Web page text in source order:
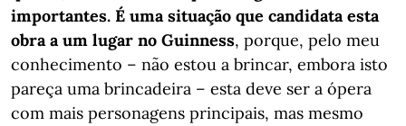
importantes. É uma situação que candidata esta
obra a um lugar no Guinness, porque, pelo meu
conhecimento – não estou a brincar, embora isto
pareça uma brincadeira – esta deve ser a ópera
com mais personagens principais, mas mesmo